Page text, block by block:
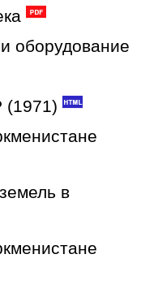
оборудование
(1971)
в